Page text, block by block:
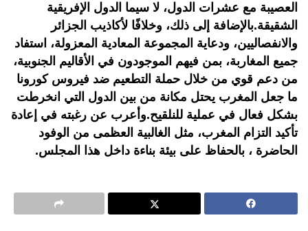
العصيبة مع عشرات الدول، لا سيما الدول الإفريقية
الشقيقة.بالإضافة إلى ذلك، وخلافًا لأكاذيب الجزائر
والانفصاليين، ودعاية المجموعة المعادية المعزولة، استفاد
جميع المغاربة، بمن فيهم الموجودون في الأقاليم الجنوبية،
من دعم قوي من خلال حملة التطعيم ضد فيروس كورونا
ما جعل المغرب يحتل مكانة من بين الدول التي انخرطت
بشكل فعال في عملية للنلقيح.وأعرب عن رغبته في إعادة
تأكيد التزام المغرب، مثل الغالبية العظمى من الوفود
الحاضرة ، بالحفاظ على بيئة بناءة داخل هذا المجلس.